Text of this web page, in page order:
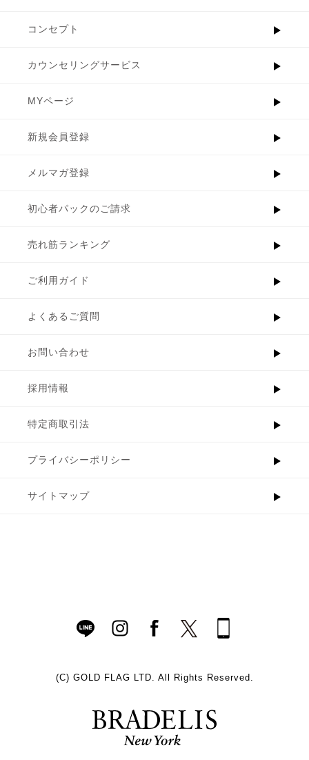
コンセプト
カウンセリングサービス
MYページ
新規会員登録
メルマガ登録
初心者パックのご請求
売れ筋ランキング
ご利用ガイド
よくあるご質問
お問い合わせ
採用情報
特定商取引法
プライバシーポリシー
サイトマップ
(C) GOLD FLAG LTD. All Rights Reserved.